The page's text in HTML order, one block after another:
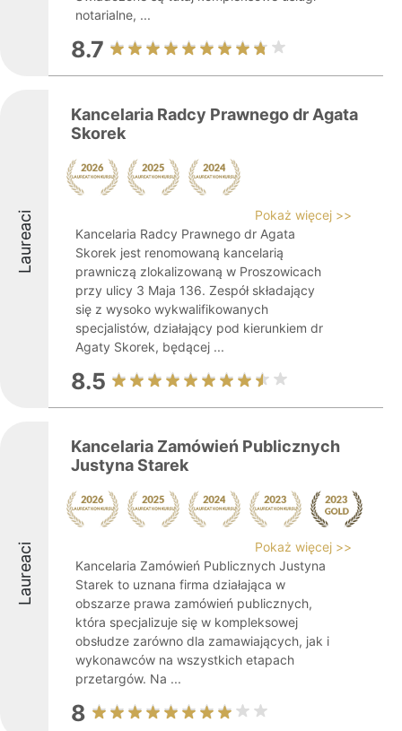
notarialne, ...
8.7
Laureaci
Kancelaria Radcy Prawnego dr Agata
Skorek
Pokaż więcej >>
Kancelaria Radcy Prawnego dr Agata
Skorek jest renomowaną kancelarią
prawniczą zlokalizowaną w Proszowicach
przy ulicy 3 Maja 136. Zespół składający
się z wysoko wykwalifikowanych
specjalistów, działający pod kierunkiem dr
Agaty Skorek, będącej ...
8.5
Laureaci
Kancelaria Zamówień Publicznych
Justyna Starek
Pokaż więcej >>
Kancelaria Zamówień Publicznych Justyna
Starek to uznana firma działająca w
obszarze prawa zamówień publicznych,
która specjalizuje się w kompleksowej
obsłudze zarówno dla zamawiających, jak i
wykonawców na wszystkich etapach
przetargów. Na ...
8